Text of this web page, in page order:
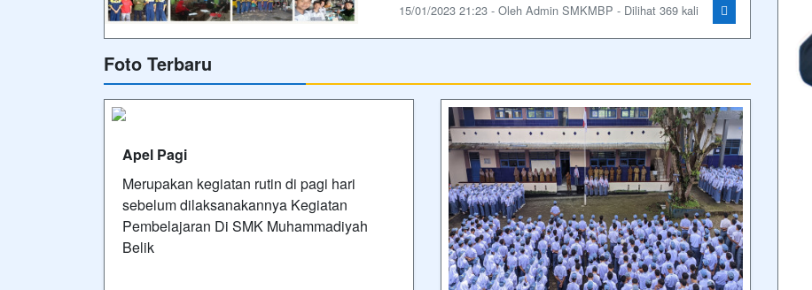
15/01/2023 21:23 - Oleh Admin SMKMBP - Dilihat 369 kali
Foto Terbaru
Apel Pagi
Merupakan kegiatan rutin di pagi hari
sebelum dilaksanakannya Kegiatan
Pembelajaran Di SMK Muhammadiyah
Belik